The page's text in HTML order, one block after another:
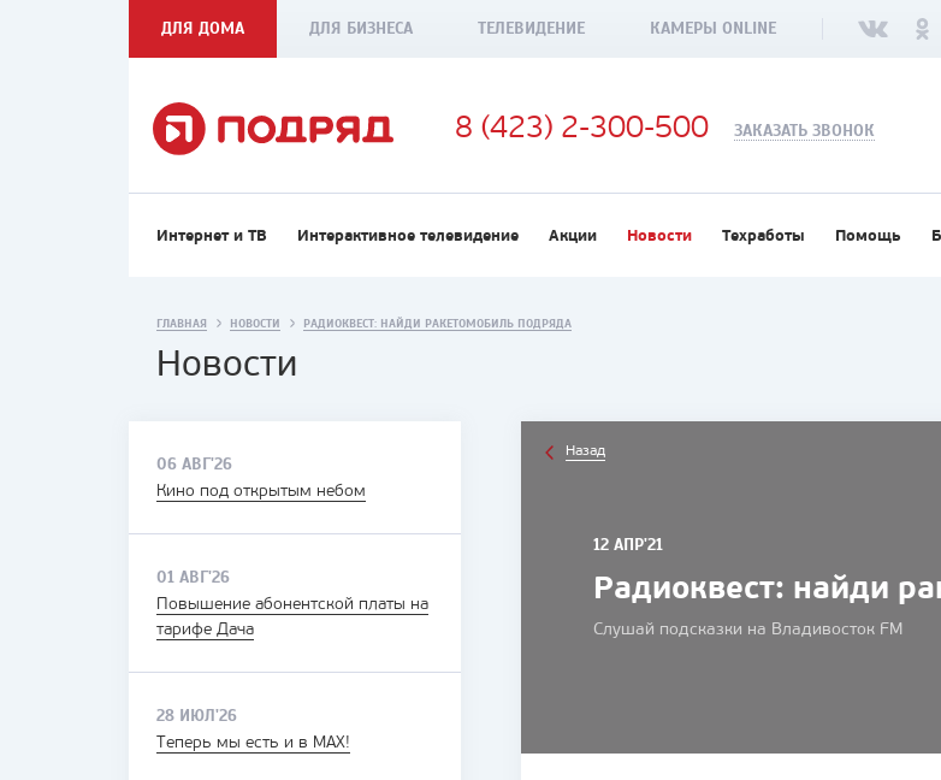
ДЛЯ ДОМА ДЛЯ БИЗНЕСА ТЕЛЕВИДЕНИЕ КАМЕРЫ ONLINE
8 (423) 2-300-500 ЗАКАЗАТЬ ЗВОНОК
Интернет и ТВ Интерактивное телевидение Акции Новости Техработы Помощь
ГЛАВНАЯ НОВОСТИ РАДИОКВЕСТ: НАЙДИ РАКЕТОМОБИЛЬ ПОДРЯДА
Новости
06 АВГ'26
Кино под открытым небом
01 АВГ'26
Повышение абонентской платы на
тарифе Дача
28 ИЮЛ'26
Теперь мы есть и в MAX!
Назад
12 АПР'21
Радиоквест: найди
Слушай подсказки на Владивосток FM